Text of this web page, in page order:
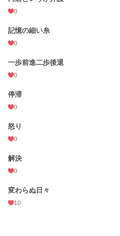
0
記憶の細い糸
0
一歩前進二歩後退
0
停滞
0
怒り
0
解決
0
変わらぬ日々
10